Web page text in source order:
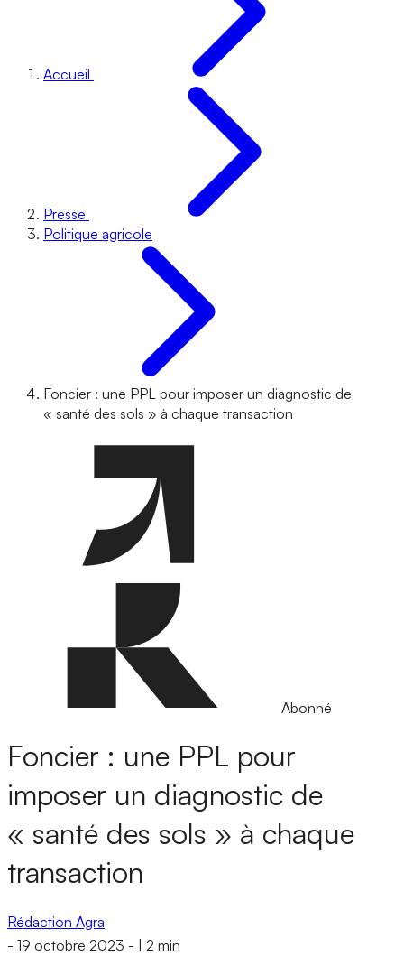
Accueil
Presse
Politique agricole
Foncier : une PPL pour imposer un diagnostic de
« santé des sols » à chaque transaction
Abonné
Foncier : une PPL pour
imposer un diagnostic de
« santé des sols » à chaque
transaction
Rédaction Agra
- 19 octobre 2023 - 2 min